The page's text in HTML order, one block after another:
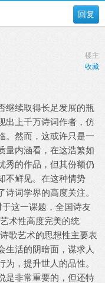
回复
楼主
收藏
继续取得长足发展的瓶
出上千万诗词作者，仿
。然而，这或许只是一
量内涵看，在这浩繁如
秀的作品，但其份额仍
不鲜见。在这种情势
词学界的高度关注。
这一课题，全国诗友
术性高度完美的统
歌艺术的思想性主要表
生活的阴暗面，谋求人
，提升世人的品性。
是非常重要的，但还特